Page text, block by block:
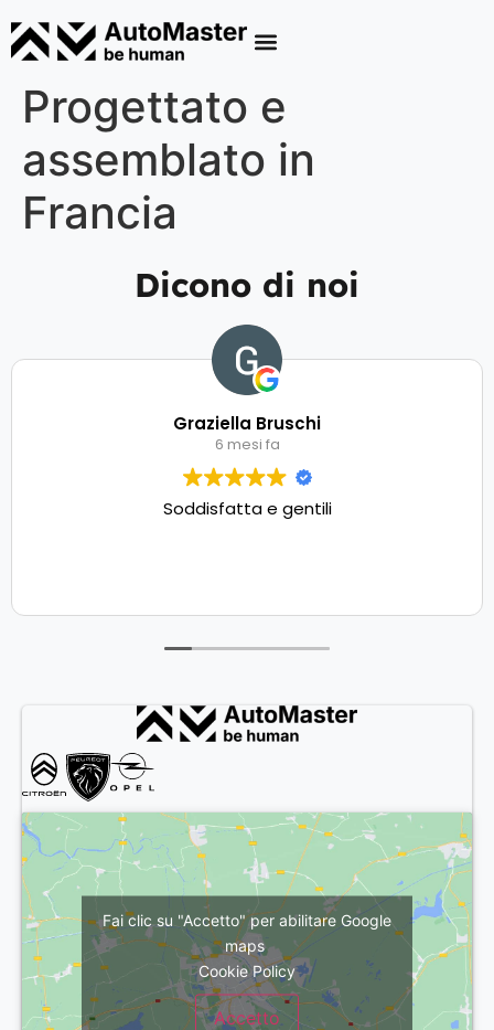
Progettato e
assemblato in
Francia
Dicono di noi
Graziella Bruschi
6 mesi fa
Soddisfatta e gentili
Fai clic su "Accetto" per abilitare Google
maps
Cookie Policy
Accetto